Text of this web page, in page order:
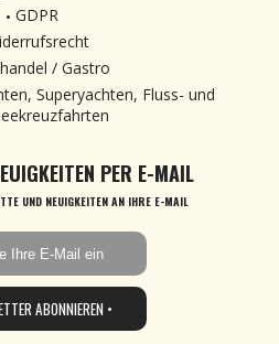
GDPR
/ Gastro
Superyachten, Fluss- und
PER E-MAIL
UND NEUIGKEITEN AN IHRE E-MAIL
ABONNIEREN •